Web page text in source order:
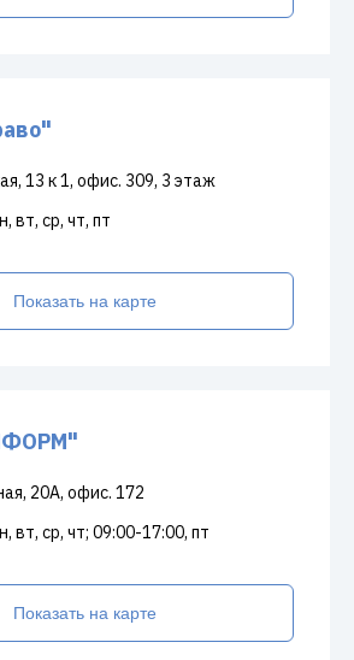
13 к 1, офис. 309, 3 этаж
вт, ср, чт, пт
Показать на карте
20А, офис. 172
вт, ср, чт; 09:00-17:00, пт
Показать на карте